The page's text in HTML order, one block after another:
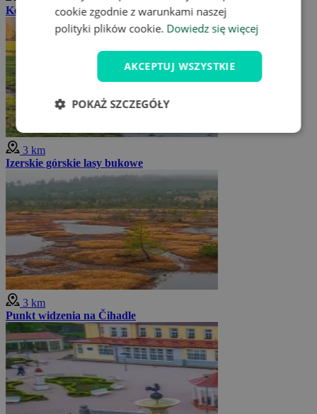
Kościół Nawiedzenia Najświętszej Maryi Panny
3 km
Izerskie górskie lasy bukowe
3 km
Punkt widzenia na Čihadle
cookie zgodnie z warunkami naszej
polityki plików cookie. Dowiedz się więcej
AKCEPTUJ WSZYSTKIE
POKAŻ SZCZEGÓŁY